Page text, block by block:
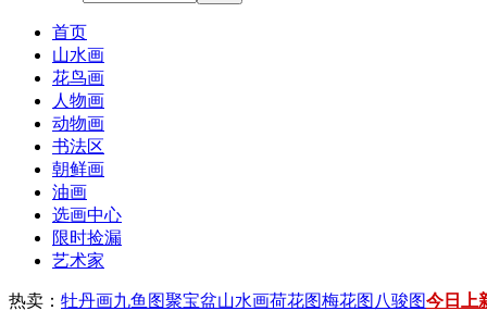
首页
山水画
花鸟画
人物画
动物画
书法区
朝鲜画
油画
选画中心
限时捡漏
艺术家
热卖： 牡丹画九鱼图聚宝盆山水画荷花图梅花图 八骏图今日上